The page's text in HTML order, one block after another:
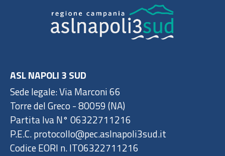
ASL NAPOLI 3 SUD
Sede legale: Via Marconi 66
Torre del Greco - 80059 (NA)
Partita Iva N° 06322711216
P.E.C. protocollo@pec.aslnapoli3sud.it
Codice EORI n. IT06322711216